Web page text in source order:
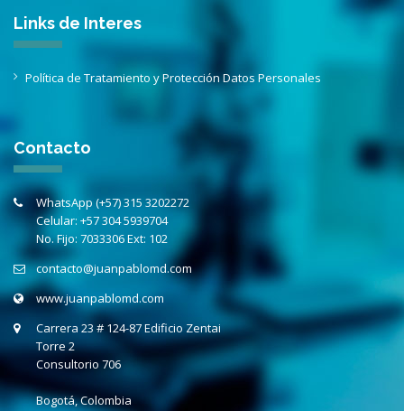
Links de Interes
Política de Tratamiento y Protección Datos Personales
Contacto
WhatsApp (+57) 315 3202272
Celular: +57 304 5939704
No. Fijo: 7033306 Ext: 102
contacto@juanpablomd.com
www.juanpablomd.com
Carrera 23 # 124-87 Edificio Zentai
Torre 2
Consultorio 706
Bogotá, Colombia